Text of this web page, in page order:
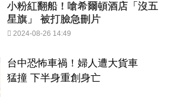
小粉紅翻船！嗆希爾頓酒店「沒五
星旗」 被打臉急刪片
2024-08-26 14:49
台中恐怖車禍！婦人遭大貨車
猛撞 下半身重創身亡